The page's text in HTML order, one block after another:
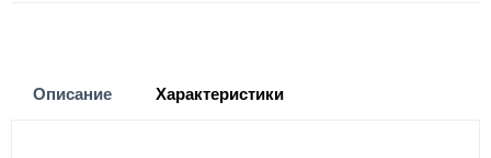
Описание Характеристики